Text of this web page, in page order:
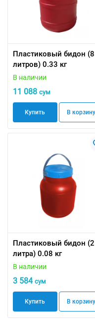
Пластиковый бидон (8
литров) 0.33 кг
В наличии
11 088 сум
Купить В корзину
Пластиковый бидон (2
литра) 0.08 кг
В наличии
3 584 сум
Купить В корзину